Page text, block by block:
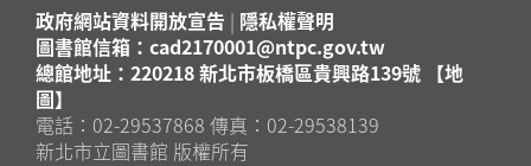
政府網站資料開放宣告 | 隱私權聲明
圖書館信箱：cad2170001@ntpc.gov.tw
總館地址：220218 新北市板橋區貴興路139號 【地
圖】
電話：02-29537868 傳真：02-29538139
新北市立圖書館 版權所有